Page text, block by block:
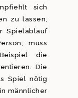
sich
zu lassen,
Spielablauf
muss
die
Die
Spiel nötig
männlicher